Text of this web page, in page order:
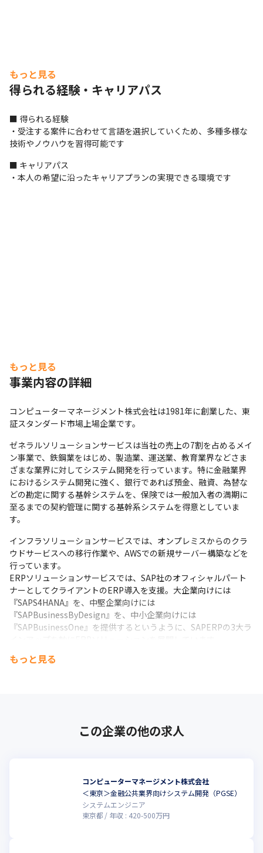
もっと見る
得られる経験・キャリアパス
■ 得られる経験
・受注する案件に合わせて言語を選択していくため、多種多様な
技術やノウハウを習得可能です
■ キャリアパス
・本人の希望に沿ったキャリアプランの実現できる環境です
もっと見る
事業内容の詳細
コンピューターマネージメント株式会社は1981年に創業した、東
証スタンダード市場上場企業です。
ゼネラルソリューションサービスは当社の売上の7割を占めるメイ
ン事業で、鉄鋼業をはじめ、製造業、運送業、教育業界などさま
ざまな業界に対してシステム開発を行っています。特に金融業界
におけるシステム開発に強く、銀行であれば預金、融資、為替な
どの勘定に関する基幹システムを、保険では一般加入者の満期に
至るまでの契約管理に関する基幹系システムを得意としていま
す。
インフラソリューションサービスでは、オンプレミスからのクラ
ウドサービスへの移行作業や、AWSでの新規サーバー構築などを
行っています。
ERPソリューションサービスでは、SAP社のオフィシャルパート
ナーとしてクライアントのERP導入を支援。大企業向けには
『SAPS4HANA』を、中堅企業向けには
『SAPBusinessByDesign』を、中小企業向けには
『SAPBusinessOne』を提供するというように、SAPERPの3大ラ
受注する案件はプライムが5割で、残りは大手メーカーやSIerから
当社は創業から40年以上経っており、IT業界の中でも老舗といえ
今後は海外進出を視野に入れており、特にグローバル対応してい
るERPパッケージソリューションを主軸としたアジア拠点開拓を
もっと見る
この企業の他の求人
コンピューターマネージメント株式会社
＜東京＞金融公共業界向けシステム開発（PGSE）
システムエンジニア
東京都
年収 : 420-500万円